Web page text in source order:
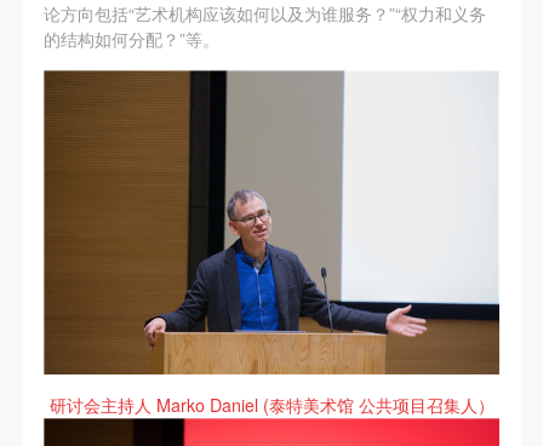
论方向包括“艺术机构应该如何以及为谁服务？”“权力和义务
的结构如何分配？”等。
研讨会主持人 Marko Daniel (泰特美术馆 公共项目召集人）
参加本次活动者必须遵守中华人民共和国的相关法
律、法规，必须遵循道德和社会公德规范，并应该具
参加本次活动人员应该是成年人（具有完全民事行为
能力的人，18周岁以上）未成年人必须在成年人的陪
参加活动者在此次活动期间的人身安全责任自负。鼓
励参加者自行购买人身安全保险。活动中一旦出现事
故，活动中任何非事故当事人及美术馆将不承担人身
事故的任何责任，但有互相援助的义务。参加活动的
参加本次活动者必须遵守中华人民共和国的相关法
律、法规，必须遵循道德和社会公德规范，并应该具
参加本次活动人员应该是成年人（具有完全民事行为
能力的人，18周岁以上）未成年人必须在成年人的陪
参加活动者在此次活动期间的人身安全责任自负。鼓
励参加者自行购买人身安全保险。活动中一旦出现事
故，活动中任何非事故当事人及美术馆将不承担人身
事故的任何责任，但有互相援助的义务。参加活动的
参加本次活动者必须遵守中华人民共和国的相关法
律、法规，必须遵循道德和社会公德规范，并应该具
参加本次活动人员应该是成年人（具有完全民事行为
能力的人，18周岁以上）未成年人必须在成年人的陪
参加活动者在此次活动期间的人身安全责任自负。鼓
励参加者自行购买人身安全保险。活动中一旦出现事
故，活动中任何非事故当事人及美术馆将不承担人身
事故的任何责任，但有互相援助的义务。参加活动的